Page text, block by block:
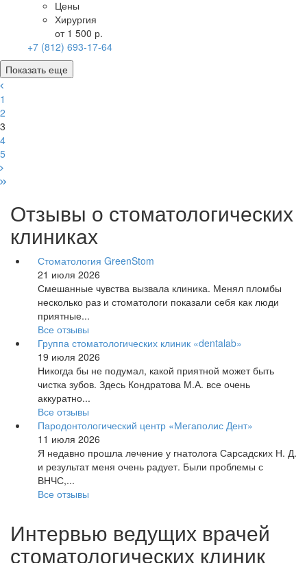
Цены
Хирургия
от 1 500 р.
+7 (812) 693-17-64
Показать еще
1
2
3
4
5
Отзывы о стоматологических
клиниках
Стоматология GreenStom
21 июля 2026
Смешанные чувства вызвала клиника. Менял пломбы
несколько раз и стоматологи показали себя как люди
приятные...
Все отзывы
Группа стоматологических клиник «dentalab»
19 июля 2026
Никогда бы не подумал, какой приятной может быть
чистка зубов. Здесь Кондратова М.А. все очень
аккуратно...
Все отзывы
Пародонтологический центр «Мегаполис Дент»
11 июля 2026
Я недавно прошла лечение у гнатолога Сарсадских Н. Д.
и результат меня очень радует. Были проблемы с
ВНЧС,...
Все отзывы
Интервью ведущих врачей
стоматологических клиник